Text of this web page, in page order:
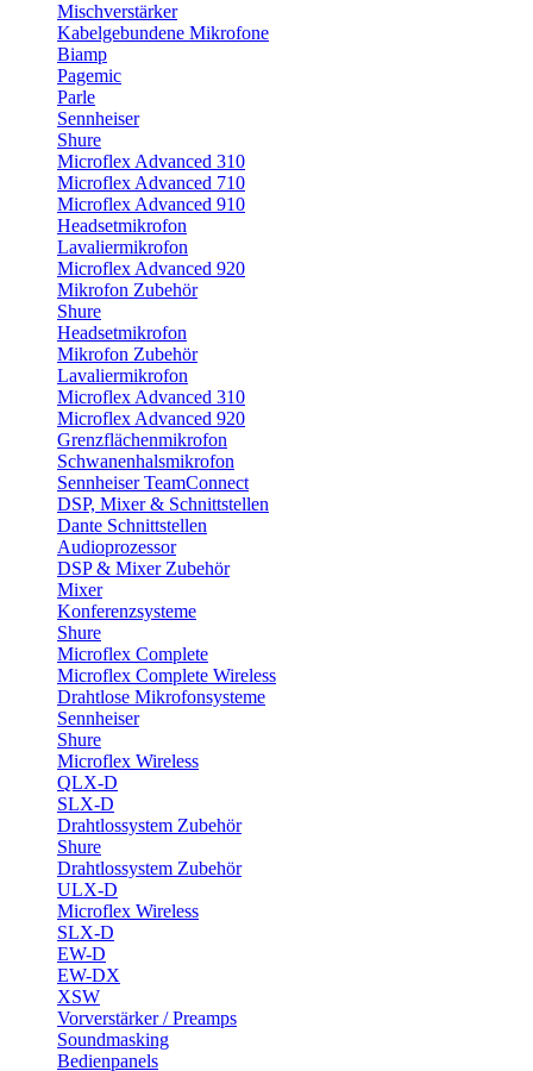
Mischverstärker
Kabelgebundene Mikrofone
Biamp
Pagemic
Parle
Sennheiser
Shure
Microflex Advanced 310
Microflex Advanced 710
Microflex Advanced 910
Headsetmikrofon
Lavaliermikrofon
Microflex Advanced 920
Mikrofon Zubehör
Shure
Headsetmikrofon
Mikrofon Zubehör
Lavaliermikrofon
Microflex Advanced 310
Microflex Advanced 920
Grenzflächenmikrofon
Schwanenhalsmikrofon
Sennheiser TeamConnect
DSP, Mixer & Schnittstellen
Dante Schnittstellen
Audioprozessor
DSP & Mixer Zubehör
Mixer
Konferenzsysteme
Shure
Microflex Complete
Microflex Complete Wireless
Drahtlose Mikrofonsysteme
Sennheiser
Shure
Microflex Wireless
QLX-D
SLX-D
Drahtlossystem Zubehör
Shure
Drahtlossystem Zubehör
ULX-D
Microflex Wireless
SLX-D
EW-D
EW-DX
XSW
Vorverstärker / Preamps
Soundmasking
Bedienpanels